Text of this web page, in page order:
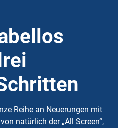
Reihe an Neuerungen mit
natürlich der „All Screen“,